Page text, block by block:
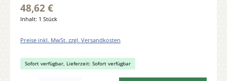
48,62 €
Inhalt: 1 Stück
Preise inkl. MwSt. zzgl. Versandkosten
Sofort verfügbar, Lieferzeit: Sofort verfügbar